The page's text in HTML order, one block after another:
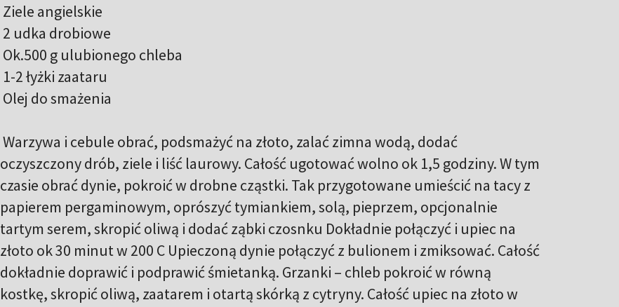
Ziele angielskie
2 udka drobiowe
Ok.500 g ulubionego chleba
1-2 łyżki zaataru
Olej do smażenia
Warzywa i cebule obrać, podsmażyć na złoto, zalać zimna wodą, dodać
oczyszczony drób, ziele i liść laurowy. Całość ugotować wolno ok 1,5 godziny. W tym
czasie obrać dynie, pokroić w drobne cząstki. Tak przygotowane umieścić na tacy z
papierem pergaminowym, oprószyć tymiankiem, solą, pieprzem, opcjonalnie
tartym serem, skropić oliwą i dodać ząbki czosnku Dokładnie połączyć i upiec na
złoto ok 30 minut w 200 C Upieczoną dynie połączyć z bulionem i zmiksować. Całość
dokładnie doprawić i podprawić śmietanką. Grzanki – chleb pokroić w równą
kostkę, skropić oliwą, zaatarem i otartą skórką z cytryny. Całość upiec na złoto w